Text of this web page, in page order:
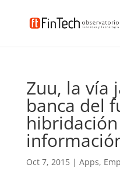
Zuu, la vía
banca del
Oct 7, 2015| Apps,